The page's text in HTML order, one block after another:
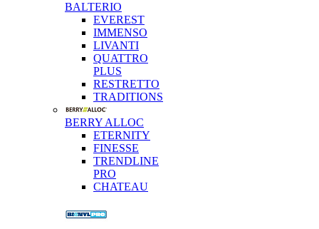
BALTERIO
EVEREST
IMMENSO
LIVANTI
QUATTRO
PLUS
RESTRETTO
TRADITIONS
BERRY ALLOC
ETERNITY
FINESSE
TRENDLINE
PRO
CHATEAU